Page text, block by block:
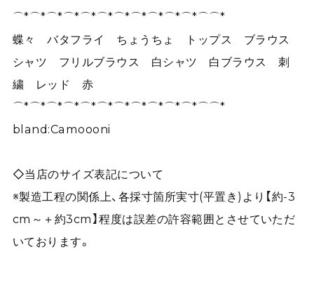
⌒*⌒*⌒*⌒*⌒*⌒*⌒*⌒*⌒*⌒*⌒*⌒⌒*
蝶々 バタフライ ちょうちょ トップス ブラウス
シャツ フリルブラウス 白シャツ 白ブラウス 刺
繍 レッド 赤
⌒*⌒*⌒*⌒*⌒*⌒*⌒*⌒*⌒*⌒*⌒*⌒⌒*
bland:Camoooni
◇当店のサイズ表記について
※製造工程の関係上、各採寸箇所実寸(平置き)より【約-3
cm～＋約3cm】程度は誤差の許容範囲とさせていただ
いております。